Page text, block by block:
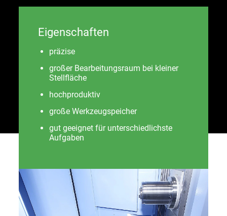
Eigenschaften
präzise
großer Bearbeitungsraum bei kleiner
Stellfläche
hochproduktiv
große Werkzeugspeicher
gut geeignet für unterschiedlichste
Aufgaben